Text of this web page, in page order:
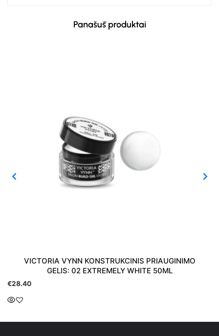
Panašūs produktai
VICTORIA VYNN KONSTRUKCINIS PRIAUGINIMO
GELIS: 02 EXTREMELY WHITE 50ML
€28.40